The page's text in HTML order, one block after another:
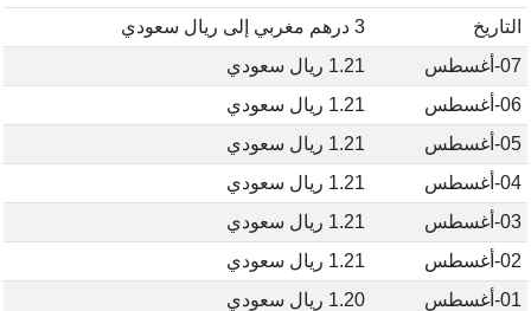
التاريخ
3 درهم مغربي إلى ريال سعودي
07-أغسطس
1.21 ريال سعودي
06-أغسطس
1.21 ريال سعودي
05-أغسطس
1.21 ريال سعودي
04-أغسطس
1.21 ريال سعودي
03-أغسطس
1.21 ريال سعودي
02-أغسطس
1.21 ريال سعودي
01-أغسطس
1.20 ريال سعودي